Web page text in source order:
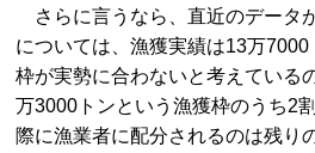
さらに言うなら、直近のデータ
については、漁獲実績は13万
枠が実勢に合わないと考えている
万3000トンという漁獲枠のうち2
際に漁業者に配分されるのは残り